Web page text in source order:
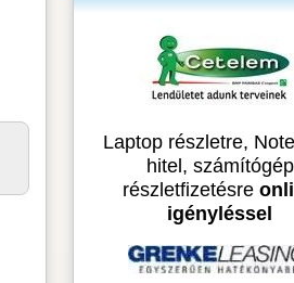
Laptop részletre,
hitel, számítógép
részletfizetésre
igényléssel